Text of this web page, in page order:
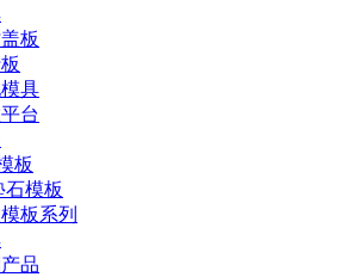
板
具
台
板
石模板
板系列
品